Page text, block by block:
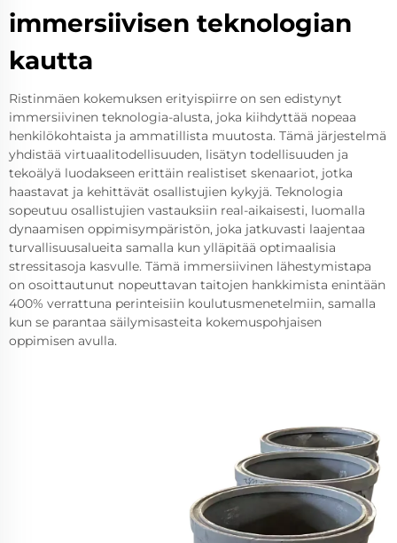
immersiivisen teknologian
kautta
Ristinmäen kokemuksen erityispiirre on sen edistynyt
immersiivinen teknologia-alusta, joka kiihdyttää nopeaa
henkilökohtaista ja ammatillista muutosta. Tämä järjestelmä
yhdistää virtuaalitodellisuuden, lisätyn todellisuuden ja
tekoälyä luodakseen erittäin realistiset skenaariot, jotka
haastavat ja kehittävät osallistujien kykyjä. Teknologia
sopeutuu osallistujien vastauksiin real-aikaisesti, luomalla
dynaamisen oppimisympäristön, joka jatkuvasti laajentaa
turvallisuusalueita samalla kun ylläpitää optimaalisia
stressitasoja kasvulle. Tämä immersiivinen lähestymistapa
on osoittautunut nopeuttavan taitojen hankkimista enintään
400% verrattuna perinteisiin koulutusmenetelmiin, samalla
kun se parantaa säilymisasteita kokemuspohjaisen
oppimisen avulla.